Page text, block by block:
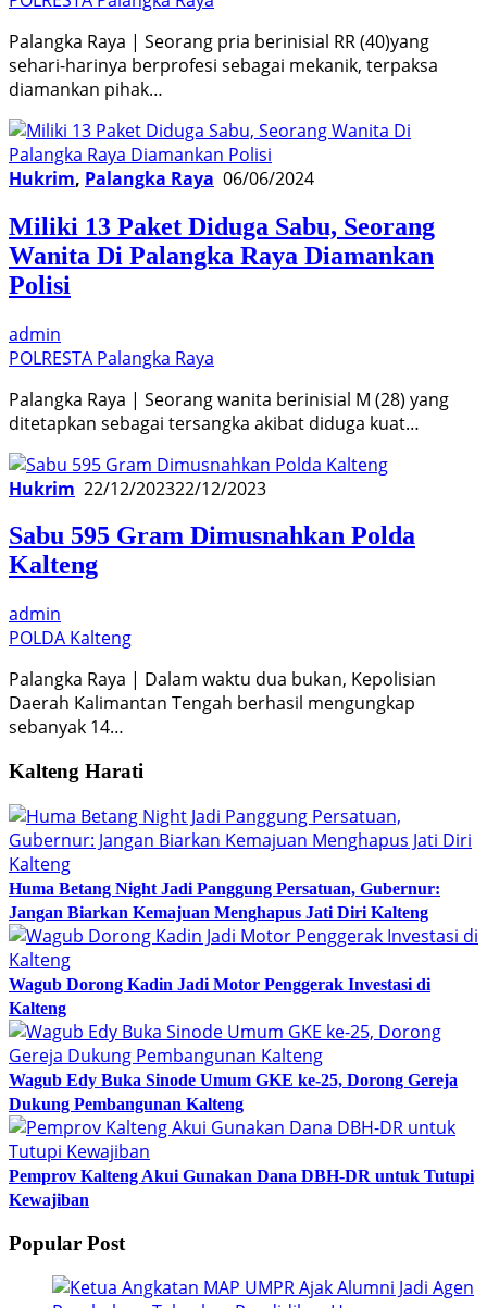
Palangka Raya | Seorang pria berinisial RR (40)yang
sehari-harinya berprofesi sebagai mekanik, terpaksa
diamankan pihak…
Hukrim, Palangka Raya 06/06/2024
Miliki 13 Paket Diduga Sabu, Seorang
Wanita Di Palangka Raya Diamankan
Polisi
admin
POLRESTA Palangka Raya
Palangka Raya | Seorang wanita berinisial M (28) yang
ditetapkan sebagai tersangka akibat diduga kuat…
Hukrim 22/12/202322/12/2023
Sabu 595 Gram Dimusnahkan Polda
Kalteng
admin
POLDA Kalteng
Palangka Raya | Dalam waktu dua bukan, Kepolisian
Daerah Kalimantan Tengah berhasil mengungkap
sebanyak 14…
Kalteng Harati
Huma Betang Night Jadi Panggung Persatuan, Gubernur:
Jangan Biarkan Kemajuan Menghapus Jati Diri Kalteng
Wagub Dorong Kadin Jadi Motor Penggerak Investasi di
Kalteng
Wagub Edy Buka Sinode Umum GKE ke-25, Dorong Gereja
Dukung Pembangunan Kalteng
Pemprov Kalteng Akui Gunakan Dana DBH-DR untuk Tutupi
Kewajiban
Popular Post